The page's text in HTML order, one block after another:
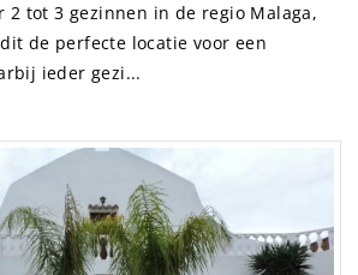
2 tot 3 gezinnen in de regio Malaga,
de perfecte locatie voor een
ieder gezi...